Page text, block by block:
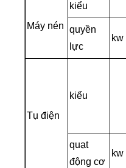
Máy nén
kiểu
quyền
lực
kw
Tụ điện
kiểu
quạt
động cơ
kw